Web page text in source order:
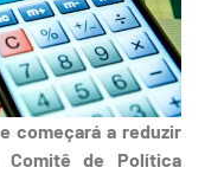
começará a reduzir
de Política